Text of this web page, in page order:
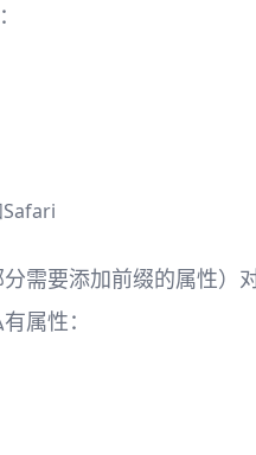
需要添加前缀的属性
属性：